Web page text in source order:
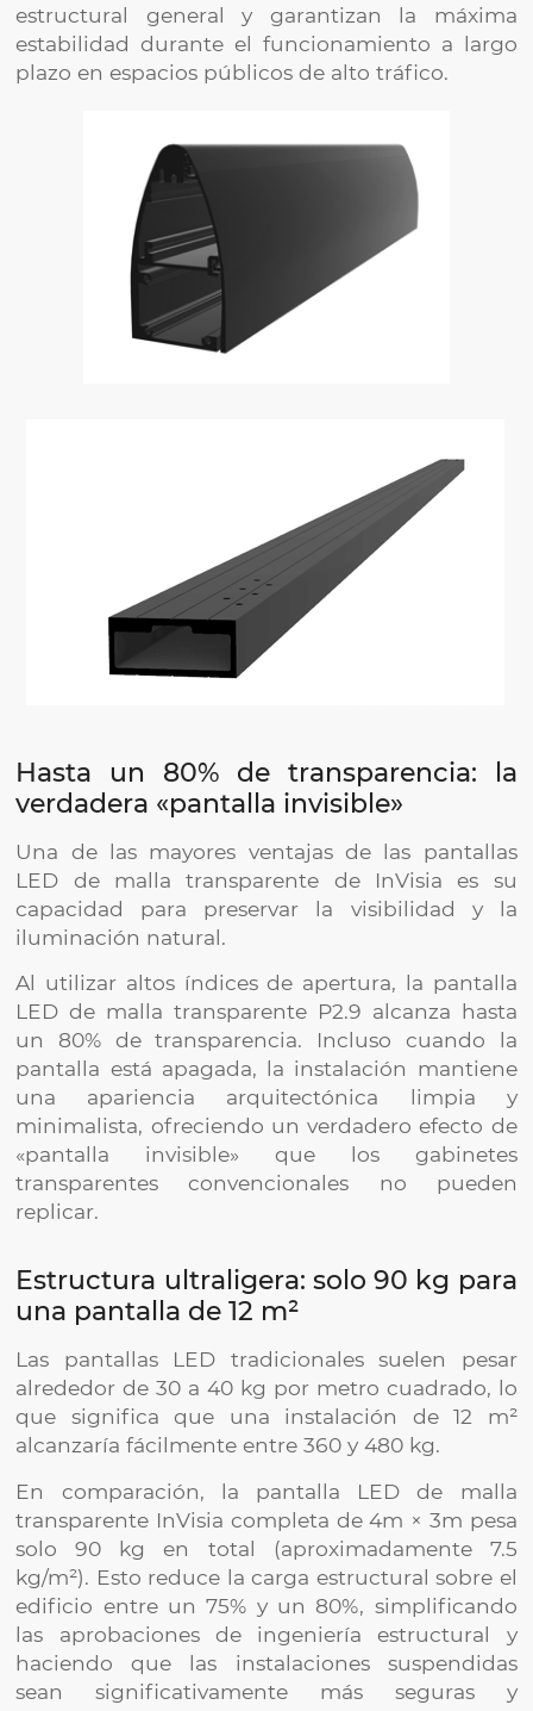
estructural general y garantizan la máxima
estabilidad durante el funcionamiento a largo
plazo en espacios públicos de alto tráfico.
Hasta un 80% de transparencia: la
verdadera «pantalla invisible»
Una de las mayores ventajas de las pantallas
LED de malla transparente de InVisia es su
capacidad para preservar la visibilidad y la
iluminación natural.
Al utilizar altos índices de apertura, la pantalla
LED de malla transparente P2.9 alcanza hasta
un 80% de transparencia. Incluso cuando la
pantalla está apagada, la instalación mantiene
una apariencia arquitectónica limpia y
minimalista, ofreciendo un verdadero efecto de
«pantalla invisible» que los gabinetes
transparentes convencionales no pueden
replicar.
Estructura ultraligera: solo 90 kg para
una pantalla de 12 m²
Las pantallas LED tradicionales suelen pesar
alrededor de 30 a 40 kg por metro cuadrado, lo
que significa que una instalación de 12 m²
alcanzaría fácilmente entre 360 y 480 kg.
En comparación, la pantalla LED de malla
transparente InVisia completa de 4m × 3m pesa
solo 90 kg en total (aproximadamente 7.5
kg/m²). Esto reduce la carga estructural sobre el
edificio entre un 75% y un 80%, simplificando
las aprobaciones de ingeniería estructural y
haciendo que las instalaciones suspendidas
sean significativamente más seguras y